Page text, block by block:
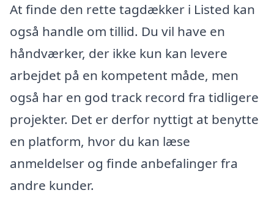
At finde den rette tagdækker i Listed kan
også handle om tillid. Du vil have en
håndværker, der ikke kun kan levere
arbejdet på en kompetent måde, men
også har en god track record fra tidligere
projekter. Det er derfor nyttigt at benytte
en platform, hvor du kan læse
anmeldelser og finde anbefalinger fra
andre kunder.